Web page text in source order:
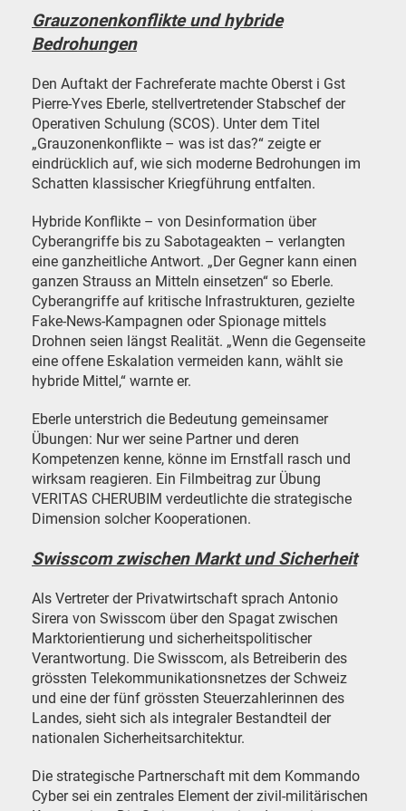
Grauzonenkonflikte und hybride
Bedrohungen
Den Auftakt der Fachreferate machte Oberst i Gst
Pierre-Yves Eberle, stellvertretender Stabschef der
Operativen Schulung (SCOS). Unter dem Titel
„Grauzonenkonflikte – was ist das?“ zeigte er
eindrücklich auf, wie sich moderne Bedrohungen im
Schatten klassischer Kriegführung entfalten.
Hybride Konflikte – von Desinformation über
Cyberangriffe bis zu Sabotageakten – verlangten
eine ganzheitliche Antwort. „Der Gegner kann einen
ganzen Strauss an Mitteln einsetzen“ so Eberle.
Cyberangriffe auf kritische Infrastrukturen, gezielte
Fake-News-Kampagnen oder Spionage mittels
Drohnen seien längst Realität. „Wenn die Gegenseite
eine offene Eskalation vermeiden kann, wählt sie
hybride Mittel,“ warnte er.
Eberle unterstrich die Bedeutung gemeinsamer
Übungen: Nur wer seine Partner und deren
Kompetenzen kenne, könne im Ernstfall rasch und
wirksam reagieren. Ein Filmbeitrag zur Übung
VERITAS CHERUBIM verdeutlichte die strategische
Dimension solcher Kooperationen.
Swisscom zwischen Markt und Sicherheit
Als Vertreter der Privatwirtschaft sprach Antonio
Sirera von Swisscom über den Spagat zwischen
Marktorientierung und sicherheitspolitischer
Verantwortung. Die Swisscom, als Betreiberin des
grössten Telekommunikationsnetzes der Schweiz
und eine der fünf grössten Steuerzahlerinnen des
Landes, sieht sich als integraler Bestandteil der
nationalen Sicherheitsarchitektur.
Die strategische Partnerschaft mit dem Kommando
Cyber sei ein zentrales Element der zivil-militärischen